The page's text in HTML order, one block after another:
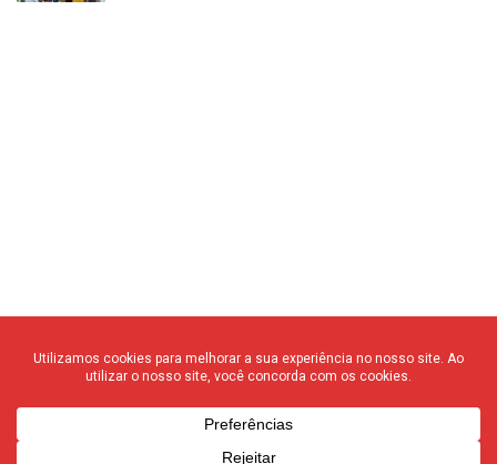
© 2020 F3 Notícias – Todos os direitos reservados